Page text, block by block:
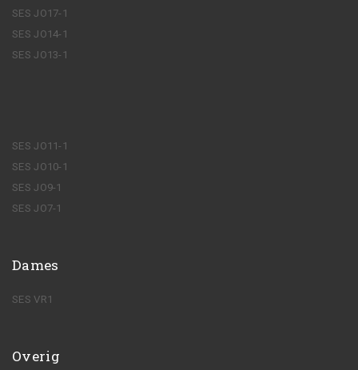
SES JO17-1
SES JO14-1
SES JO13-1
SES JO11-1
SES JO10-1
SES JO9-1
SES JO7-1
Dames
SES VR1
Overig